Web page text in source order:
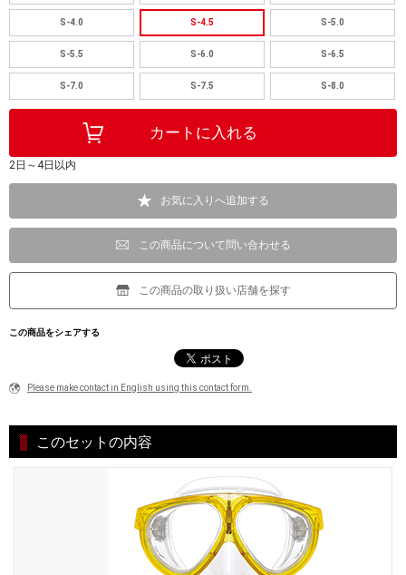
S-4.0 S-4.5 S-5.0
S-5.5 S-6.0 S-6.5
S-7.0 S-7.5 S-8.0
2日～4日以内
お気に入りへ追加する
この商品について問い合わせる
この商品の取り扱い店舗を探す
この商品をシェアする
Please make contact in English using this contact form.
このセットの内容